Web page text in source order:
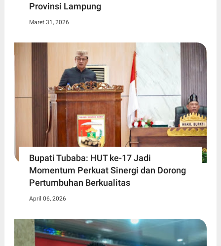
Provinsi Lampung
Maret 31, 2026
Bupati Tubaba: HUT ke-17 Jadi
Momentum Perkuat Sinergi dan Dorong
Pertumbuhan Berkualitas
April 06, 2026